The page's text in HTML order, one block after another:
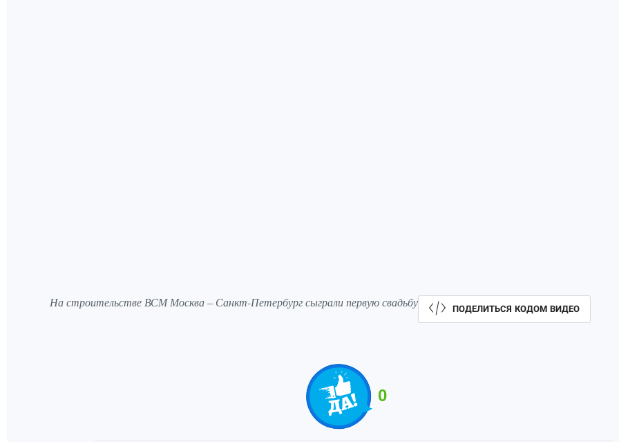
На строительстве ВСМ Москва – Санкт-Петербург сыграли первую свадьбу ПОДЕЛИТЬСЯ КОДОМ ВИДЕО
0